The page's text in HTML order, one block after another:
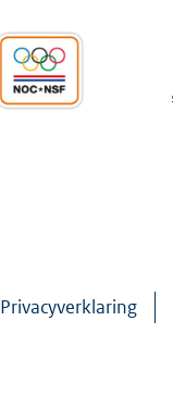
Privacyverklaring